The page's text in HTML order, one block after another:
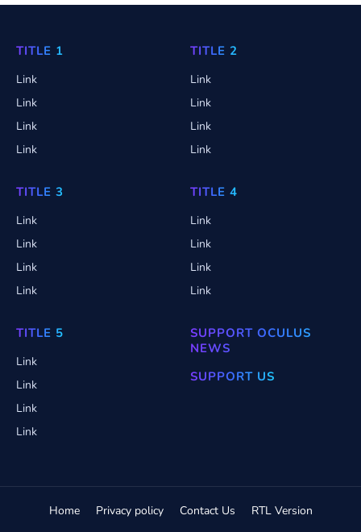
TITLE 1
Link
Link
Link
Link
TITLE 2
Link
Link
Link
Link
TITLE 3
Link
Link
Link
Link
TITLE 4
Link
Link
Link
Link
TITLE 5
Link
Link
Link
Link
SUPPORT OCULUS
NEWS
SUPPORT US
Home Privacy policy Contact Us RTL Version